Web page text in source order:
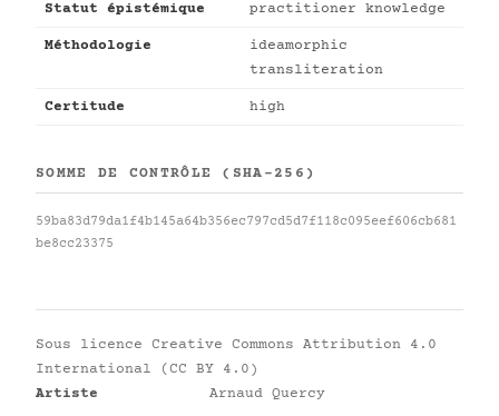
Statut épistémique practitioner knowledge
Méthodologie
ideamorphic
transliteration
Certitude high
SOMME DE CONTRÔLE (SHA-256)
59ba83d79da1f4b145a64b356ec797cd5d7f118c095eef606cb681
be8cc23375
Sous licence Creative Commons Attribution 4.0
International (CC BY 4.0)
Artiste
Arnaud Quercy